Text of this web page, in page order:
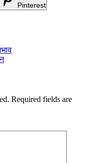
Pinterest
Required fields are